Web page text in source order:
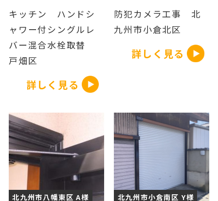
キッチン ハンドシ
ャワー付シングルレ
バー混合水栓取替
戸畑区
詳しく見る
防犯カメラ工事 北
九州市小倉北区
詳しく見る
北九州市八幡東区 A様 北九州市小倉南区 Y様